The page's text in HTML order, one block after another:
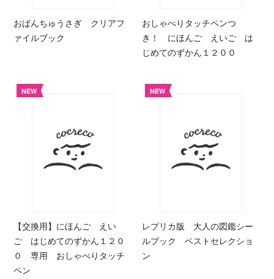
おぱんちゅうさぎ クリアフ
ァイルブック
おしゃべりタッチペンつ
き！ にほんご えいご は
じめてのずかん１２００
NEW
【交換用】にほんご えい
ご はじめてのずかん１２０
０ 専用 おしゃべりタッチ
ペン
NEW
レプリカ版 大人の図鑑シー
ルブック ベストセレクショ
ン